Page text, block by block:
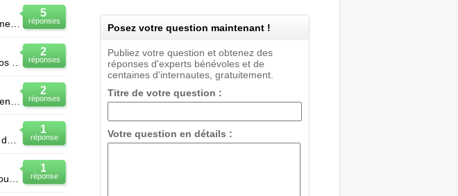
5
réponses
Bonsoir a tous je suis ivoirienne . en ce moment je suis etudiante en 7eme année de medecine a ca
2
réponses
2
réponses
1
réponse
1
réponse
Posez votre question maintenant !
Publiez votre question et obtenez des
réponses d'experts bénévoles et de
centaines d'internautes, gratuitement.
Titre de votre question :
Votre question en détails :